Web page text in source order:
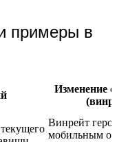
примеры в
Изменение
Винрейт
мобильным